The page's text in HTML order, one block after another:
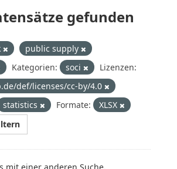
gefunden
public supply
Kategorien: soci
Lizenzen:
def/licenses/cc-by/4.0
statistics Formate:
XLSX